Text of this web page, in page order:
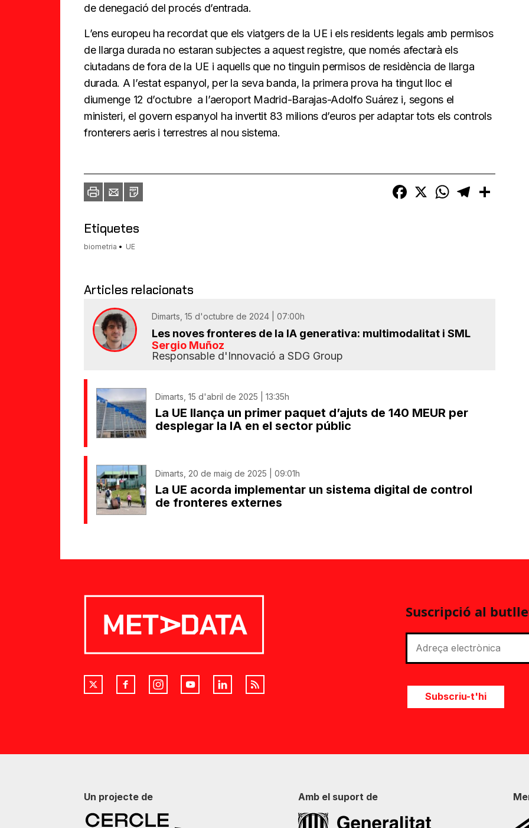
de denegació del procés d’entrada.
L’ens europeu ha recordat que els viatgers de la UE i els residents legals amb permisos
de llarga durada no estaran subjectes a aquest registre, que només afectarà els
ciutadans de fora de la UE i aquells que no tinguin permisos de residència de llarga
durada. A l’estat espanyol, per la seva banda, la primera prova ha tingut lloc el
diumenge 12 d’octubre a l’aeroport Madrid-Barajas-Adolfo Suárez i, segons el
ministeri, el govern espanyol ha invertit 83 milions d’euros per adaptar tots els controls
fronterers aeris i terrestres al nou sistema.
ImprimirEnvia
un
PDF Facebook
X WhatsAppTelegram
Etiquetes
biometria UE
Articles relacionats
Dimarts, 15 d'octubre de 2024 | 07:00h
Les noves fronteres de la IA generativa: multimodalitat i SML
Sergio Muñoz
Responsable d'Innovació a SDG Group
Dimarts, 15 d'abril de 2025 | 13:35h
La UE llança un primer paquet d’ajuts de 140 MEUR per
desplegar la IA en el sector públic
Dimarts, 20 de maig de 2025 | 09:01h
La UE acorda implementar un sistema digital de control
de fronteres externes
Suscripció al
Subscriu-t'hi
Un projecte de Amb el suport de